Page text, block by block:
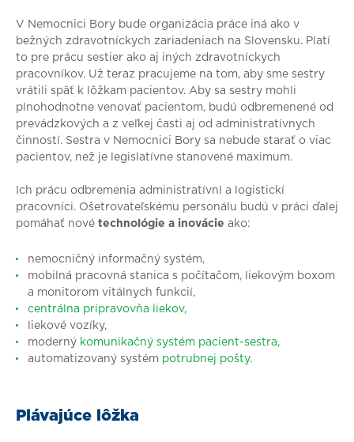
V Nemocnici Bory bude organizácia práce iná ako v
bežných zdravotníckych zariadeniach na Slovensku. Platí
to pre prácu sestier ako aj iných zdravotníckych
pracovníkov. Už teraz pracujeme na tom, aby sme sestry
vrátili späť k lôžkam pacientov. Aby sa sestry mohli
plnohodnotne venovať pacientom, budú odbremenené od
prevádzkových a z veľkej časti aj od administratívnych
činností. Sestra v Nemocnici Bory sa nebude starať o viac
pacientov, než je legislatívne stanovené maximum.
Ich prácu odbremenia administratívnI a logistickí
pracovníci. Ošetrovateľskému personálu budú v práci ďalej
pomáhať nové technológie a inovácie ako:
nemocničný informačný systém,
mobilná pracovná stanica s počítačom, liekovým boxom
a monitorom vitálnych funkcií,
centrálna prípravovňa liekov,
liekové vozíky,
moderný komunikačný systém pacient-sestra,
automatizovaný systém potrubnej pošty.
Plávajúce lôžka